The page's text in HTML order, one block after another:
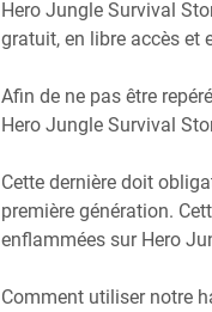
Hero Jungle Survival
gratuit, en libre accès et
Afin de ne pas être
Hero Jungle Survival
Cette dernière doit
première génération.
enflammées sur Hero
Comment utiliser notre